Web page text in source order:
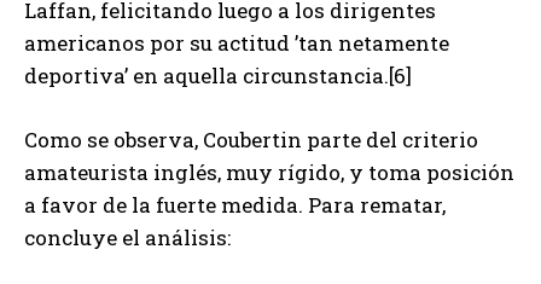
Laffan, felicitando luego a los dirigentes
americanos por su actitud ’tan netamente
deportiva’ en aquella circunstancia.[6]
Como se observa, Coubertin parte del criterio
amateurista inglés, muy rígido, y toma posición
a favor de la fuerte medida. Para rematar,
concluye el análisis: